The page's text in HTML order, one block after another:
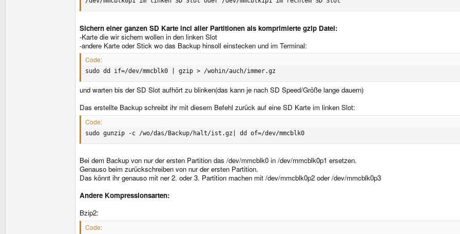
Sichern einer ganzen SD Karte incl aller Partitionen als komprimierte gzip Datei:
-Karte die wir sichern wollen in den linken Slot
-andere Karte oder Stick wo das Backup hinsoll einstecken und im Terminal:
Code:
sudo dd if=/dev/mmcblk0 | gzip > /wohin/auch/immer.gz
und warten bis der SD Slot aufhört zu blinken(das kann je nach SD Speed/Größe lange dauern)
Das erstellte Backup schreibt ihr mit diesem Befehl zurück auf eine SD Karte im linken Slot:
Code:
sudo gunzip -c /wo/das/Backup/halt/ist.gz| dd of=/dev/mmcblk0
Bei dem Backup von nur der ersten Partition das /dev/mmcblk0 in /dev/mmcblk0p1 ersetzen.
Genauso beim zurückschreiben von nur der ersten Partition.
Das könnt ihr genauso mit ner 2. oder 3. Partition machen mit /dev/mmcblk0p2 oder /dev/mmcblk0p3
Andere Kompressionsarten:
Bzip2:
Code: